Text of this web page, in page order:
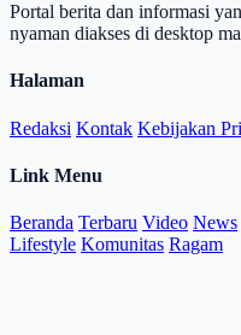
Portal berita dan informasi
nyaman diakses di desktop
Halaman
Redaksi Kontak Kebijakan
Link Menu
Beranda Terbaru Video News
Lifestyle Komunitas Ragam